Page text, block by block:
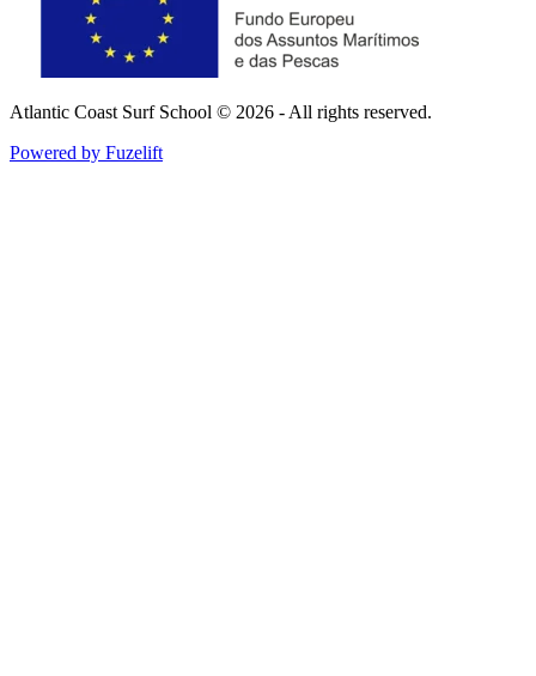
Atlantic Coast Surf School © 2026 - All rights reserved.
Powered by Fuzelift